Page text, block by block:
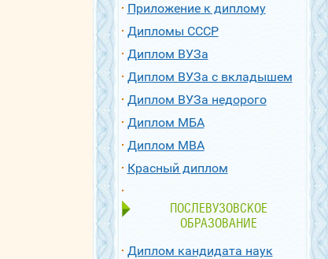
Приложение к диплому
Дипломы СССР
Диплом ВУЗа
Диплом ВУЗа с вкладышем
Диплом ВУЗа недорого
Диплом МБА
Диплом МВА
Красный диплом
ПОСЛЕВУЗОВСКОЕ
ОБРАЗОВАНИЕ
Диплом кандидата наук